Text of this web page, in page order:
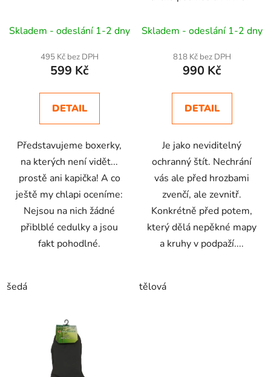
k
Skladem - odeslání 1-2 dny
495 Kč bez DPH
599 Kč
DETAIL
Představujeme boxerky,
na kterých není vidět...
prostě ani kapička! A co
ještě my chlapi oceníme:
Nejsou na nich žádné
přiblblé cedulky a jsou
fakt pohodlné.
šedá
Skladem - odeslání 1-2 dny
818 Kč bez DPH
990 Kč
DETAIL
Je jako neviditelný
ochranný štít. Nechrání
vás ale před hrozbami
zvenčí, ale zevnitř.
Konkrétně před potem,
který dělá nepěkné mapy
a kruhy v podpaží....
tělová